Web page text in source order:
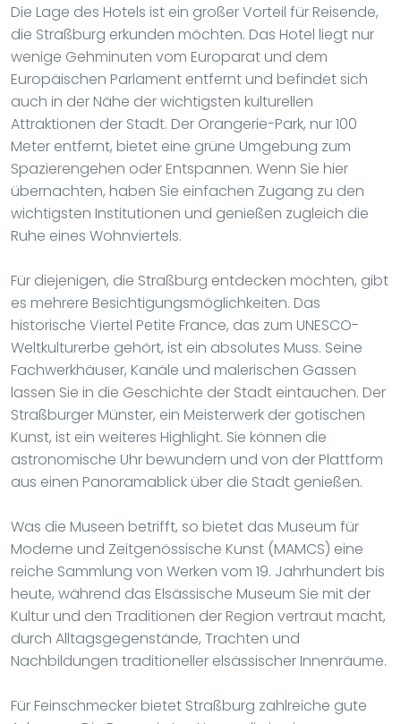
Die Lage des Hotels ist ein großer Vorteil für Reisende,
die Straßburg erkunden möchten. Das Hotel liegt nur
wenige Gehminuten vom Europarat und dem
Europäischen Parlament entfernt und befindet sich
auch in der Nähe der wichtigsten kulturellen
Attraktionen der Stadt. Der Orangerie-Park, nur 100
Meter entfernt, bietet eine grüne Umgebung zum
Spazierengehen oder Entspannen. Wenn Sie hier
übernachten, haben Sie einfachen Zugang zu den
wichtigsten Institutionen und genießen zugleich die
Ruhe eines Wohnviertels.
Für diejenigen, die Straßburg entdecken möchten, gibt
es mehrere Besichtigungsmöglichkeiten. Das
historische Viertel Petite France, das zum UNESCO-
Weltkulturerbe gehört, ist ein absolutes Muss. Seine
Fachwerkhäuser, Kanäle und malerischen Gassen
lassen Sie in die Geschichte der Stadt eintauchen. Der
Straßburger Münster, ein Meisterwerk der gotischen
Kunst, ist ein weiteres Highlight. Sie können die
astronomische Uhr bewundern und von der Plattform
aus einen Panoramablick über die Stadt genießen.
Was die Museen betrifft, so bietet das Museum für
Moderne und Zeitgenössische Kunst (MAMCS) eine
reiche Sammlung von Werken vom 19. Jahrhundert bis
heute, während das Elsässische Museum Sie mit der
Kultur und den Traditionen der Region vertraut macht,
durch Alltagsgegenstände, Trachten und
Nachbildungen traditioneller elsässischer Innenräume.
Für Feinschmecker bietet Straßburg zahlreiche gute